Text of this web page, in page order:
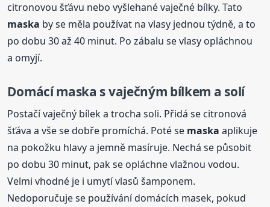
citronovou šťávu nebo vyšlehané vaječné bílky. Tato
maska by se měla používat na vlasy jednou týdně, a to
po dobu 30 až 40 minut. Po zábalu se vlasy opláchnou
a omyjí.
Domácímaska s vaječným bílkem a solí
Postačí vaječný bílek a trocha soli. Přidá se citronová
šťáva a vše se dobře promíchá. Poté se maska aplikuje
na pokožku hlavy a jemně masíruje. Nechá se působit
po dobu 30 minut, pak se opláchne vlažnou vodou.
Velmi vhodné je i umytí vlasů šamponem.
Nedoporučuje se používání domácích masek, pokud